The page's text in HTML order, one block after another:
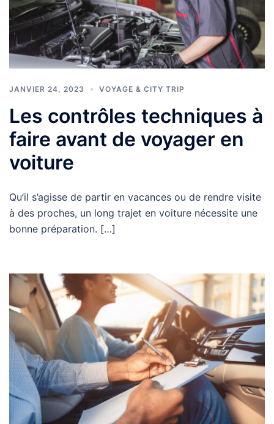
JANVIER 24, 2023 VOYAGE & CITY TRIP
Les contrôles techniques à
faire avant de voyager en
voiture
Qu’il s’agisse de partir en vacances ou de rendre visite
à des proches, un long trajet en voiture nécessite une
bonne préparation. […]